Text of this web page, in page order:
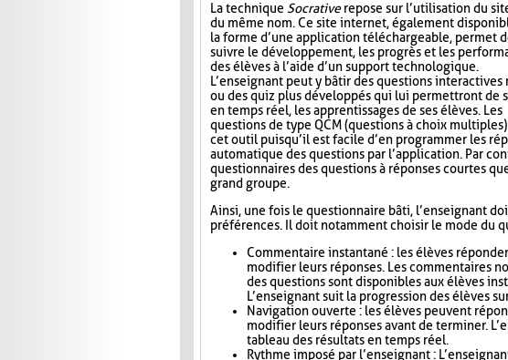
La technique Socrativerepose sur l’utilisation du
du même nom. Ce site internet, également
la forme d’une application téléchargeable, permet
suivre le développement, les progrès et les
des élèves à l’aide d’un support technologique.
L’enseignant peut y bâtir des questions interactives
ou des quiz plus développés qui lui permettront de
en temps réel, les apprentissages de ses élèves. Les
questions de type QCM (questions à choix
cet outil puisqu’il est facile d’en programmer les
automatique des questions par l’application. Par
questionnaires des questions à réponses courtes
grand groupe.
Ainsi, une fois le questionnaire bâti, l’enseignant
préférences. Il doit notamment choisir le mode du
Commentaire instantané : les élèves
modifier leurs réponses. Les commentaires
des questions sont disponibles aux élèves
L’enseignant suit la progression des élèves
Navigation ouverte : les élèves peuvent
modifier leurs réponses avant de terminer.
tableau des résultats en temps réel.
Rythme imposé par l’enseignant :